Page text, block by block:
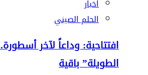
اخبار
الحلم الصيني
افتتاحية: وداعاً لآخر
الطويلة” باقية